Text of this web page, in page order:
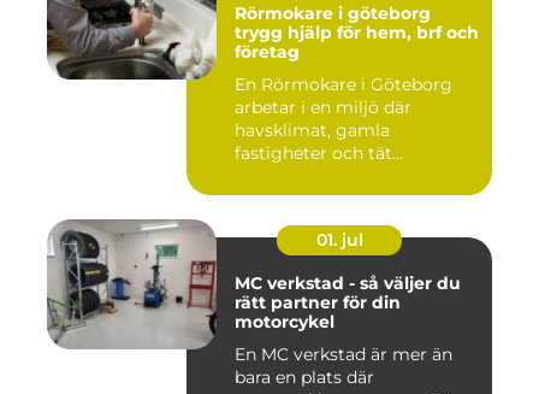
Rörmokare i göteborg
trygg hjälp för hem, brf och
företag
En Rörmokare i Göteborg
arbetar i en miljö där
havsklimat, gamla
fastigheter och tät
01. jul
MC verkstad - så väljer du
rätt partner för din
motorcykel
En MC verkstad är mer än
bara en plats där